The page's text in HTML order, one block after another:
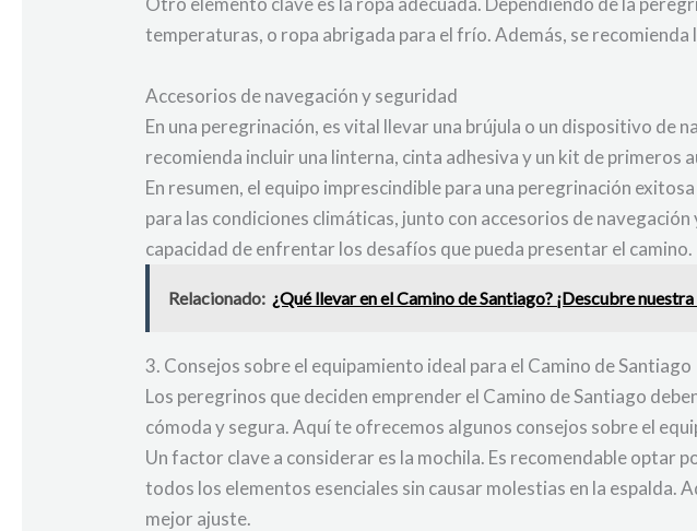
temperaturas, o ropa abrigada para el frío. Además, se
Accesorios de navegación y seguridad
En una peregrinación, es vital llevar una brújula o un dispositivo de
recomienda incluir una linterna, cinta adhesiva y un kit de primeros
En resumen, el equipo imprescindible para una peregrinación
para las condiciones climáticas, junto con accesorios de
capacidad de enfrentar los desafíos que pueda presentar el camino.
Relacionado: ¿Qué llevar en el Camino de Santiago? ¡Descubre
3. Consejos sobre el equipamiento ideal para el Camino de Santiago
Los peregrinos que deciden emprender el Camino de Santiago
cómoda y segura. Aquí te ofrecemos algunos consejos sobre el
Un factor clave a considerar es la mochila. Es recomendable optar
todos los elementos esenciales sin causar molestias en la espalda.
mejor ajuste.